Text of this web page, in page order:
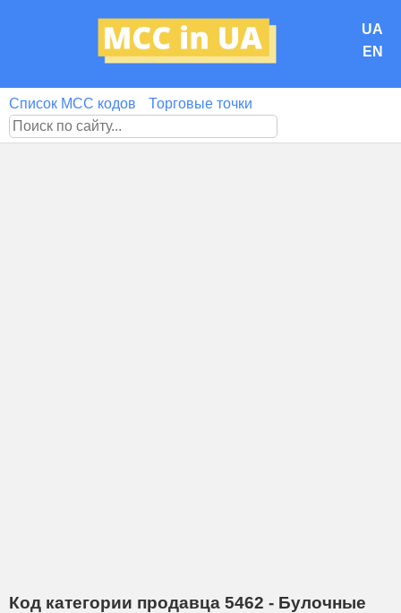
UA
EN
Список MCC кодов Торговые точки
Код категории продавца 5462 - Булочные